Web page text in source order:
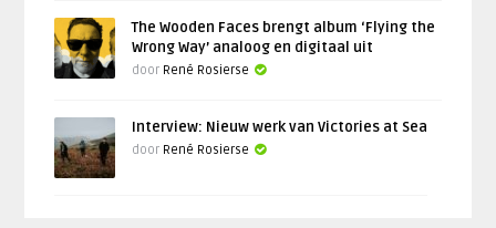
The Wooden Faces brengt album ‘Flying the
Wrong Way’ analoog en digitaal uit
door René Rosierse
Interview: Nieuw werk van Victories at Sea
door René Rosierse